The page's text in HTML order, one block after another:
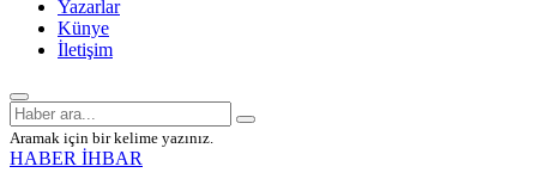
Yazarlar
Künye
İletişim
Aramak için bir kelime yazınız.
HABER İHBAR